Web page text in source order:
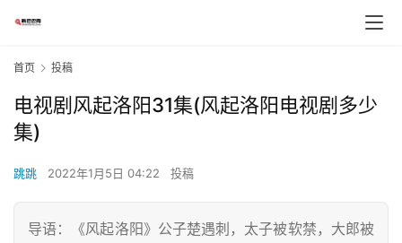
首页 投稿
电视剧风起洛阳31集(风起洛阳电视剧多少
集)
跳跳 2022年1月5日 04:22 投稿
导语：《风起洛阳》公子楚遇刺，太子被软禁，大郎被